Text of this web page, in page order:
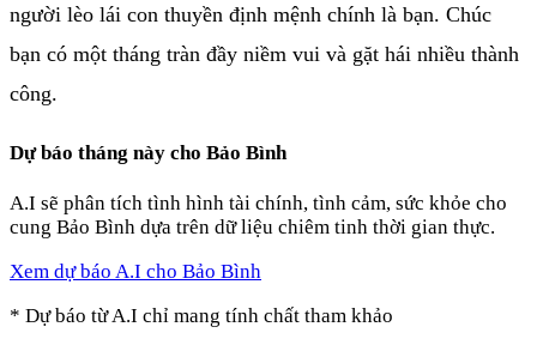
người lèo lái con thuyền định mệnh chính là bạn. Chúc
bạn có một tháng tràn đầy niềm vui và gặt hái nhiều thành
công.
Dự báo tháng này cho Bảo Bình
A.I sẽ phân tích tình hình tài chính, tình cảm, sức khỏe cho
cung Bảo Bình dựa trên dữ liệu chiêm tinh thời gian thực.
Xem dự báo A.I cho Bảo Bình
* Dự báo từ A.I chỉ mang tính chất tham khảo